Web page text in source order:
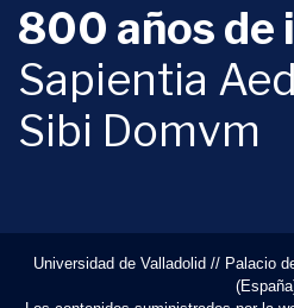
800 años de
Sapientia
Sibi Domvm
Universidad de Valladolid // Palacio